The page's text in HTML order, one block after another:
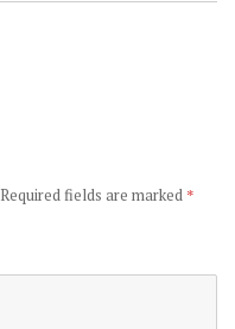
Required fields are marked *